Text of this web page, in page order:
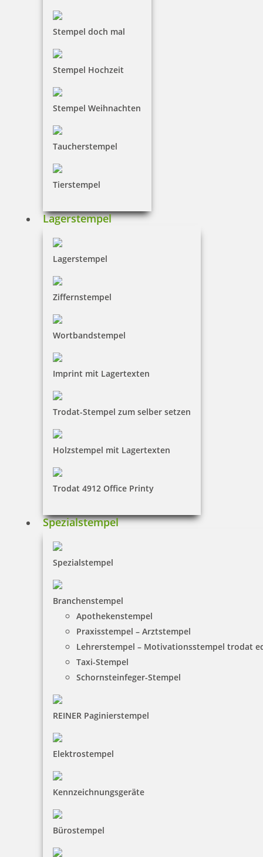
Stempel doch mal
Stempel Hochzeit
Stempel Weihnachten
Taucherstempel
Tierstempel
Lagerstempel
Lagerstempel
Ziffernstempel
Wortbandstempel
Imprint mit Lagertexten
Trodat-Stempel zum selber setzen
Holzstempel mit Lagertexten
Trodat 4912 Office Printy
Spezialstempel
Spezialstempel
Branchenstempel
Apothekenstempel
Praxisstempel – Arztstempel
Lehrerstempel – Motivationsstempel trodat
Taxi-Stempel
Schornsteinfeger-Stempel
REINER Paginierstempel
Elektrostempel
Kennzeichnungsgeräte
Bürostempel